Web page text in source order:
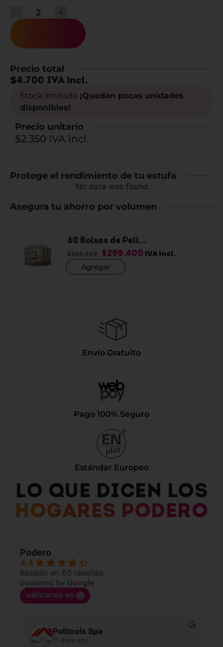
−
+
Precio total
$4.700 IVA incl.
Stock limitado ¡Quedan pocas unidades
disponibles!
Precio unitario
$2.350 IVA incl.
Protege el rendimiento de tu estufa
No data was found
Asegura tu ahorro por volumen
60 Bolsas de Pell...
$299.400 IVA incl.
Agregar
Envío Gratuito
Pago 100% Seguro
Estándar Europeo
LO QUE DICEN LOS
HOGARES PODERO
Podero
4.4
Basado en 60 reseñas.
powered by Google
valóranos en
Politools Spa
11 days ago